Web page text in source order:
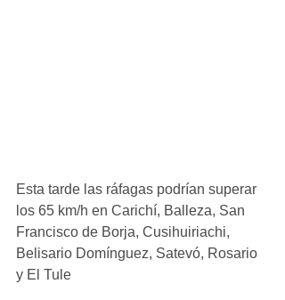
Esta tarde las ráfagas podrían superar
los 65 km/h en Carichí, Balleza, San
Francisco de Borja, Cusihuiriachi,
Belisario Domínguez, Satevó, Rosario
y El Tule